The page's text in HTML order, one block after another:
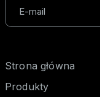
Strona główna
Produkty